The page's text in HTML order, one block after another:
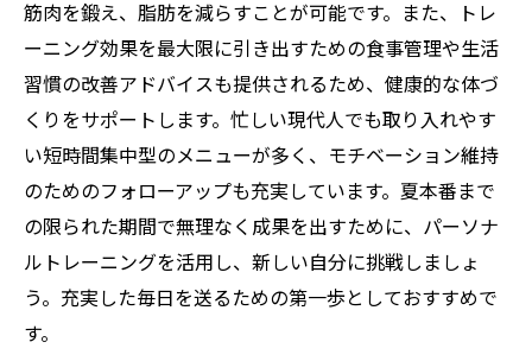
筋肉を鍛え、脂肪を減らすことが可能です。また、トレ
ーニング効果を最大限に引き出すための食事管理や生活
習慣の改善アドバイスも提供されるため、健康的な体づ
くりをサポートします。忙しい現代人でも取り入れやす
い短時間集中型のメニューが多く、モチベーション維持
のためのフォローアップも充実しています。夏本番まで
の限られた期間で無理なく成果を出すために、パーソナ
ルトレーニングを活用し、新しい自分に挑戦しましょ
う。充実した毎日を送るための第一歩としておすすめで
す。